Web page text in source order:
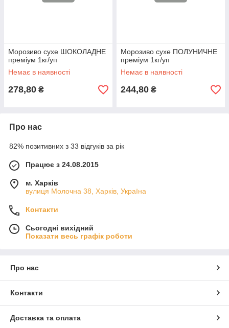
Морозиво сухе ШОКОЛАДНЕ
преміум 1кг/уп
Немає в наявності
278,80 ₴
Морозиво сухе ПОЛУНИЧНЕ
преміум 1кг/уп
Немає в наявності
244,80 ₴
Про нас
82% позитивних з 33 відгуків за рік
Працює з 24.08.2015
м. Харків
вулиця Молочна 38, Харків, Україна
Контакти
Сьогодні вихідний
Показати весь графік роботи
Про нас
Контакти
Доставка та оплата